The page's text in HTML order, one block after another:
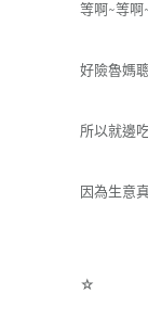
等啊~等啊
好險魯媽
所以就邊
因為生意
☆